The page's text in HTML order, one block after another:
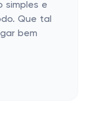
simples e
Que tal
bem